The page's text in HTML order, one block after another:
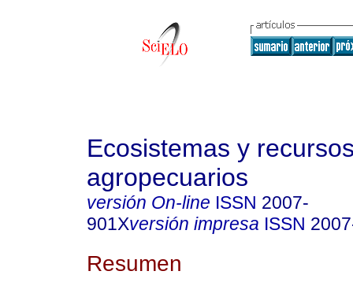
Ecosistemas y
agropecuarios
versión On-line ISSN 2007-
901Xversión impresa ISSN
Resumen